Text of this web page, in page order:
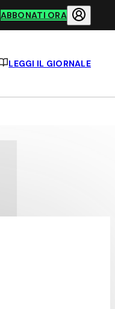
ABBONATI ORA
LEGGI IL GIORNALE